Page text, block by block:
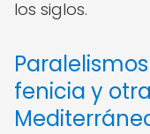
los siglos.
fenicia y